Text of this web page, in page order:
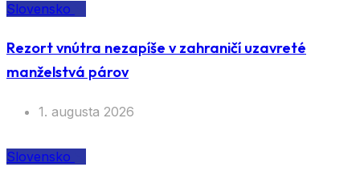
Slovensko
Rezort vnútra nezapíše v zahraničí uzavreté
manželstvá párov
1. augusta 2026
Slovensko